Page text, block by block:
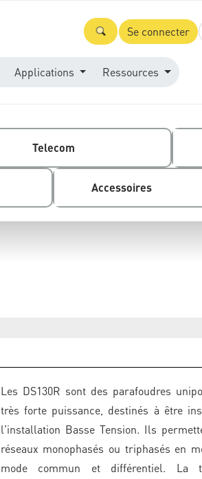
Se connecter
Applications Ressources
Telecom
Accessoires
Les DS130R sont des parafoudres
très forte puissance, destinés à être
l'installation Basse Tension. Ils
réseaux monophasés ou triphasés en
mode commun et différentiel. La